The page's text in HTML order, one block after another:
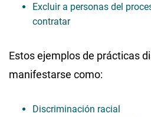
Excluir a personas del
contratar
Estos ejemplos de prácticas
manifestarse como:
Discriminación racial